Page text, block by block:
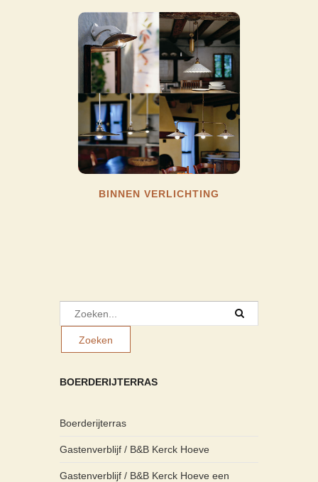
BINNEN VERLICHTING
BOERDERIJTERRAS
Boerderijterras
Gastenverblijf / B&B Kerck Hoeve
Gastenverblijf / B&B Kerck Hoeve een